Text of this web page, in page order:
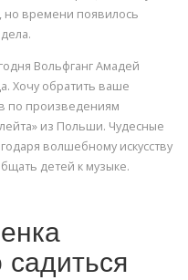
но времени появилось
Вольфганг Амадей
Хочу обратить ваше
по произведениям
из Польши. Чудесные
волшебному искусству
детей к музыке.
садиться